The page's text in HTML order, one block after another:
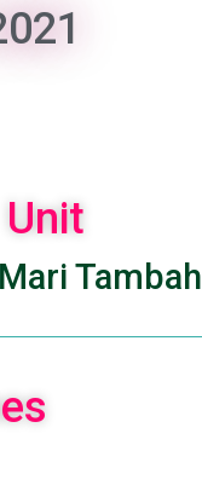
Unit
Tambah